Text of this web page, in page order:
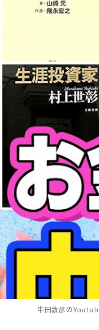
中田敦彦の